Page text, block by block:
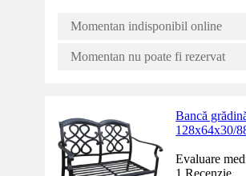
Momentan indisponibil online
Momentan nu poate fi rezervat
Bancă
128x64x30/
Evaluare
1 Recenzie.